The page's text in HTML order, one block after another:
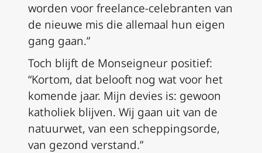
worden voor freelance-celebranten van
de nieuwe mis die allemaal hun eigen
gang gaan.”
Toch blijft de Monseigneur positief:
“Kortom, dat belooft nog wat voor het
komende jaar. Mijn devies is: gewoon
katholiek blijven. Wij gaan uit van de
natuurwet, van een scheppingsorde,
van gezond verstand.”